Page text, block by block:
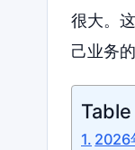
很大。
己业务的
2026